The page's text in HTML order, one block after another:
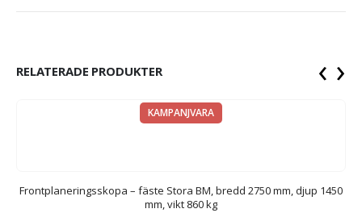
RELATERADE PRODUKTER
KAMPANJVARA
Frontplaneringsskopa – fäste Stora BM, bredd 2750 mm, djup 1450
mm, vikt 860 kg
‹ ›